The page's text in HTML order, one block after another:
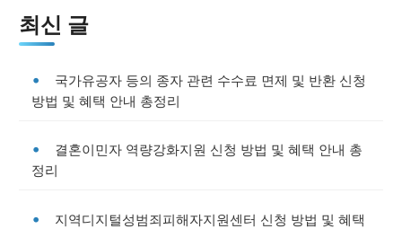
최신 글
국가유공자 등의 종자 관련 수수료 면제 및 반환 신청
방법 및 혜택 안내 총정리
결혼이민자 역량강화지원 신청 방법 및 혜택 안내 총
정리
지역디지털성범죄피해자지원센터 신청 방법 및 혜택